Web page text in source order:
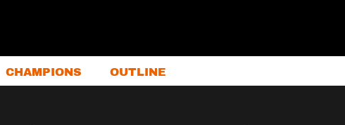
CHAMPIONS OUTLINE